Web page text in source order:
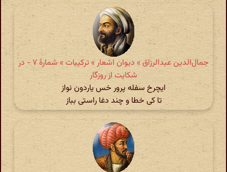
جمال‌الدین عبدالرزاق » دیوان اشعار » ترکیبات » شمارهٔ ۷ - در
شکایت از روزگار
ایچرخ سفله پرور خس یاردون نواز
تا کی خطا و چند دغا راستی بباز